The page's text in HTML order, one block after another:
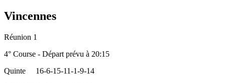
Vincennes
Réunion 1
4° Course - Départ prévu à 20:15
Quinte
16-6-15-11-1-9-14